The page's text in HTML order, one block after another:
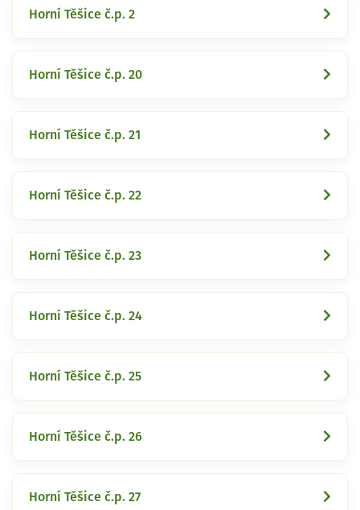
Horní Těšice č.p. 2
Horní Těšice č.p. 20
Horní Těšice č.p. 21
Horní Těšice č.p. 22
Horní Těšice č.p. 23
Horní Těšice č.p. 24
Horní Těšice č.p. 25
Horní Těšice č.p. 26
Horní Těšice č.p. 27